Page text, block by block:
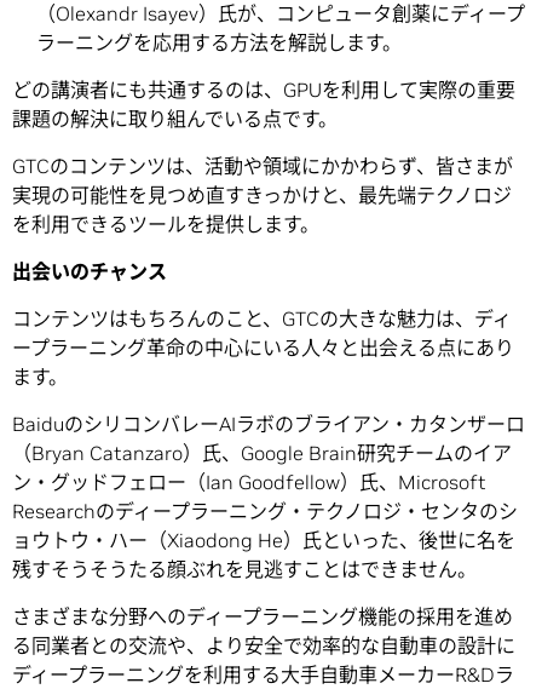
（Olexandr Isayev）氏が、コンピュータ創薬にディープ
ラーニングを応用する方法を解説します。
どの講演者にも共通するのは、GPUを利用して実際の重要
課題の解決に取り組んでいる点です。
GTCのコンテンツは、活動や領域にかかわらず、皆さまが
実現の可能性を見つめ直すきっかけと、最先端テクノロジ
を利用できるツールを提供します。
出会いのチャンス
コンテンツはもちろんのこと、GTCの大きな魅力は、ディ
ープラーニング革命の中心にいる人々と出会える点にあり
ます。
BaiduのシリコンバレーAIラボのブライアン・カタンザーロ
（Bryan Catanzaro）氏、Google Brain研究チームのイア
ン・グッドフェロー（Ian Goodfellow）氏、Microsoft
Researchのディープラーニング・テクノロジ・センタのシ
ョウトウ・ハー（Xiaodong He）氏といった、後世に名を
残すそうそうたる顔ぶれを見逃すことはできません。
さまざまな分野へのディープラーニング機能の採用を進め
る同業者との交流や、より安全で効率的な自動車の設計に
ディープラーニングを利用する大手自動車メーカーR&Dラ